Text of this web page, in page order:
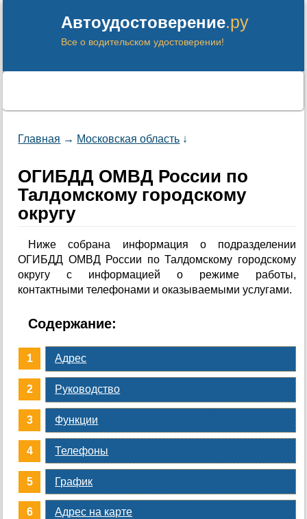
Автоудостоверение.ру
Все о водительском удостоверении!
Главная → Московская область ↓
ОГИБДД ОМВД России по
Талдомскому городскому
округу
Ниже собрана информация о подразделении
ОГИБДД ОМВД России по Талдомскому городскому
округу с информацией о режиме работы,
контактными телефонами и оказываемыми услугами.
Содержание:
Адрес
Руководство
Функции
Телефоны
График
Адрес на карте